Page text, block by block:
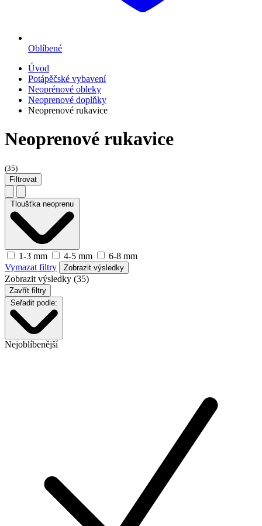
Oblíbené
Úvod
Potápěčské vybavení
Neoprénové obleky
Neoprenové doplňky
Neoprenové rukavice
Neoprenové rukavice
(35)
Filtrovat
Tloušťka neoprenu
1-3 mm 4-5 mm
6-8 mm
Vymazat filtry
Zobrazit výsledky (35)
Zavřít filtry
Seřadit podle:
Nejoblíbenější